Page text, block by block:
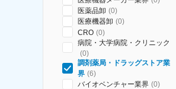
医薬品卸 (0)
医療機器卸 (0)
CRO (0)
病院・大学病院・クリニック
(0)
調剤薬局・ドラッグストア業
界 (6)
バイオベンチャー業界 (0)